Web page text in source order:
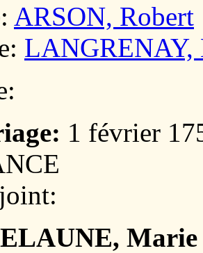
ARSON, Robert
LANGRENAY,
1 février
Marie